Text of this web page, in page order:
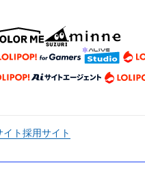
イト採用サイト